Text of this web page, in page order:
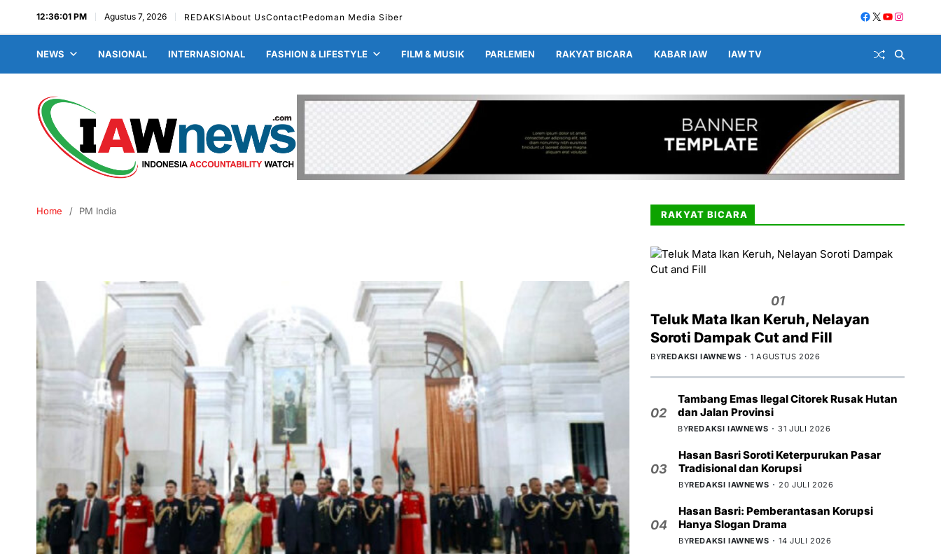
12:36:02 PM Agustus 7, 2026 REDAKSIAbout UsContactPedoman Media Siber
NEWS NASIONAL INTERNASIONAL FASHION & LIFESTYLE FILM & MUSIK PARLEMEN RAKYAT BICARA KABAR IAW IAW TV
Home PM India RAKYAT BICARA
01
Teluk Mata Ikan Keruh, Nelayan
Soroti Dampak Cut and Fill
BYREDAKSI IAWNEWS 1 AGUSTUS 2026
02
Tambang Emas Ilegal Citorek Rusak Hutan
dan Jalan Provinsi
BYREDAKSI IAWNEWS 31 JULI 2026
03
Hasan Basri Soroti Keterpurukan Pasar
Tradisional dan Korupsi
BYREDAKSI IAWNEWS 20 JULI 2026
04
Hasan Basri: Pemberantasan Korupsi
Hanya Slogan Drama
BYREDAKSI IAWNEWS 14 JULI 2026